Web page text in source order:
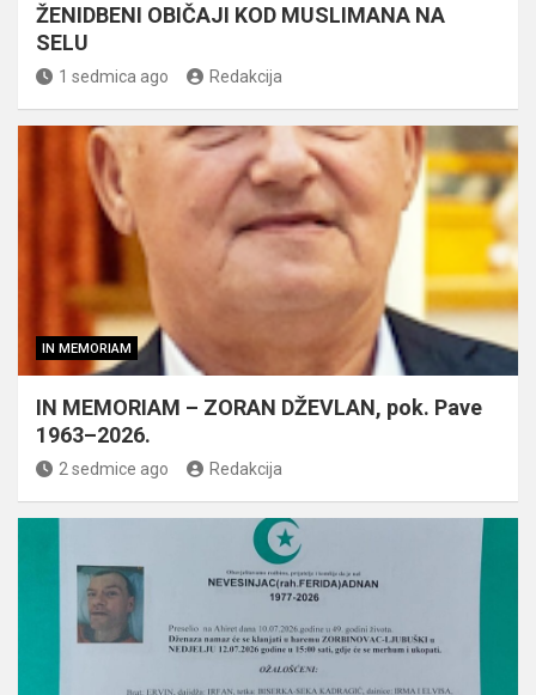
ŽENIDBENI OBIČAJI KOD MUSLIMANA NA
SELU
1 sedmica ago Redakcija
IN MEMORIAM
IN MEMORIAM – ZORAN DŽEVLAN, pok. Pave
1963–2026.
2 sedmice ago Redakcija